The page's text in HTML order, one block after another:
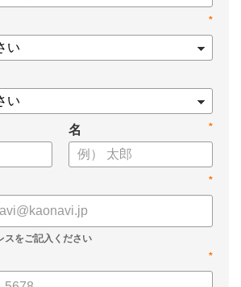
位置づける同社の人事を統括する、執行役
植村弘子様に「カオナビ」の導入の経緯
と効果を伺いました。
*
*
名
*
*